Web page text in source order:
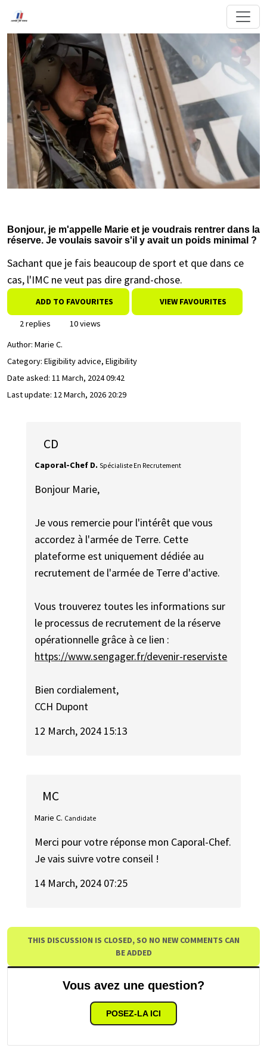
Bonjour, je m'appelle Marie et je voudrais rentrer dans la
réserve. Je voulais savoir s'il y avait un poids minimal ?
Sachant que je fais beaucoup de sport et que dans ce
cas, l'IMC ne veut pas dire grand-chose.
ADD TO FAVOURITES VIEW FAVOURITES
2 replies
10 views
Author: Marie C.
Category: Eligibility advice, Eligibility
Date asked: 11 March, 2024 09:42
Last update: 12 March, 2026 20:29
CD
Caporal-Chef D. Spécialiste En Recrutement
Bonjour Marie,
Je vous remercie pour l'intérêt que vous
accordez à l'armée de Terre. Cette
plateforme est uniquement dédiée au
recrutement de l'armée de Terre d'active.
Vous trouverez toutes les informations sur
le processus de recrutement de la réserve
opérationnelle grâce à ce lien :
https://www.sengager.fr/devenir-reserviste
Bien cordialement,
CCH Dupont
12 March, 2024 15:13
MC
Marie C. Candidate
Merci pour votre réponse mon Caporal-Chef.
Je vais suivre votre conseil !
14 March, 2024 07:25
THIS DISCUSSION IS CLOSED, SO NO NEW COMMENTS CAN
BE ADDED
Vous avez une question?
POSEZ-LA ICI